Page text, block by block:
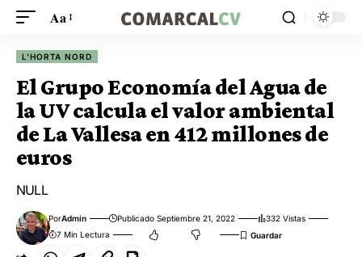
Aa
L'HORTA NORD
El Grupo Economía del Agua de
la UV calcula el valor ambiental
de La Vallesa en 412 millones de
euros
NULL
PorAdmin Publicado Septiembre 21, 2022
332 Vistas
7 Min Lectura